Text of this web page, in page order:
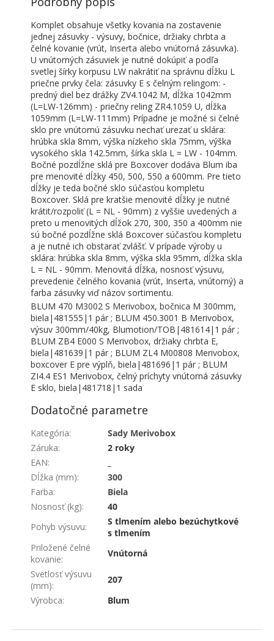
Komplet obsahuje všetky kovania na zostavenie
jednej zásuvky - výsuvy, bočnice, držiaky chrbta a
čelné kovanie (vrút, Inserta alebo vnútorná zásuvka).
U vnútorných zásuviek je nutné dokúpiť a podľa
svetlej šírky korpusu LW nakrátiť na správnu dĺžku L
priečne prvky čela: zásuvky E s čelným relingom: -
predný diel bez drážky ZV4.1042 M, dĺžka 1042mm
(L=LW-126mm) - priečny reling ZR4.1059 U, dĺžka
1059mm (L=LW-111mm) Prípadne je možné si čelné
sklo pre vnútornú zásuvku nechať urezať u sklára:
hrúbka skla 8mm, výška nízkeho skla 75mm, výška
vysokého skla 142.5mm, šírka skla L = LW - 104mm.
Bočné pozdĺžne sklá pre Boxcover dodáva Blum iba
pre menovité dĺžky 450, 500, 550 a 600mm. Pre tieto
dĺžky je teda bočné sklo súčasťou kompletu
Boxcover. Sklá pre kratšie menovité dĺžky je nutné
krátit/rozpoliť (L = NL - 90mm) z vyššie uvedených a
preto u menovitých dĺžok 270, 300, 350 a 400mm nie
sú bočné pozdĺžne sklá Boxcover súčasťou kompletu
a je nutné ich obstarať zvlášť. V prípade výroby u
sklára: hrúbka skla 8mm, výška skla 95mm, dĺžka skla
L = NL - 90mm. Menovitá dĺžka, nosnosť výsuvu,
prevedenie čelného kovania (vrút, Inserta, vnútorný) a
farba zásuvky viď názov sortimentu.
BLUM 470 M3002 S Merivobox, bočnica M 300mm,
biela|481555|1 pár ; BLUM 450.3001 B Merivobox,
výsuv 300mm/40kg, Blumotion/TOB|481614|1 pár ;
BLUM ZB4 E000 S Merivobox, držiaky chrbta E,
biela|481639|1 pár ; BLUM ZL4 M00808 Merivobox,
boxcover E pre výplň, biela|481696|1 pár ; BLUM
ZI4.4 ES1 Merivobox, čelný príchyty vnútorná zásuvky
E sklo, biela|481718|1 sada
Dodatočné parametre
Kategória:
Sady Merivobox
Záruka:
2 roky
EAN:
Dĺžka (mm):
300
Farba:
Biela
Nosnosť (kg):
40
Pohyb výsuvu:
S tlmením alebo bezúchytkové
s tlmením
Priložené čelné
kovanie:
Vnútorná
Svetlosť výsuvu
(mm):
207
Výrobca: Blum
ZÁPÄTIE